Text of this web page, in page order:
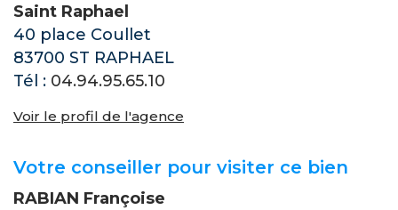
Saint Raphael
40 place Coullet
83700 ST RAPHAEL
Tél : 04.94.95.65.10
Voir le profil de l'agence
Votre conseiller pour visiter ce bien
RABIAN Françoise